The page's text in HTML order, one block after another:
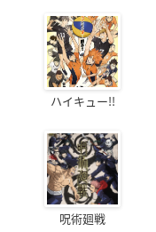
ハイキュー!!
呪術廻戦